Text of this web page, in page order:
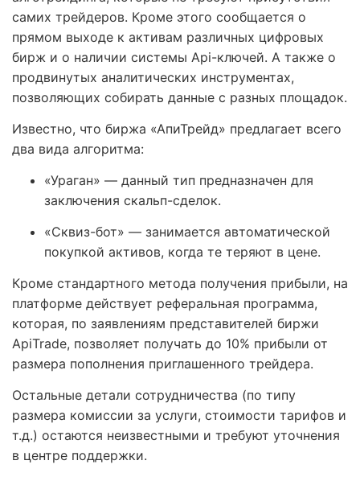
самих трейдеров. Кроме этого сообщается о
прямом выходе к активам различных цифровых
бирж и о наличии системы Api-ключей. А также о
продвинутых аналитических инструментах,
позволяющих собирать данные с разных площадок.
Известно, что биржа «АпиТрейд» предлагает всего
два вида алгоритма:
«Ураган» — данный тип предназначен для
заключения скальп-сделок.
«Сквиз-бот» — занимается автоматической
покупкой активов, когда те теряют в цене.
Кроме стандартного метода получения прибыли, на
платформе действует реферальная программа,
которая, по заявлениям представителей биржи
ApiTrade, позволяет получать до 10% прибыли от
размера пополнения приглашенного трейдера.
Остальные детали сотрудничества (по типу
размера комиссии за услуги, стоимости тарифов и
т.д.) остаются неизвестными и требуют уточнения
в центре поддержки.